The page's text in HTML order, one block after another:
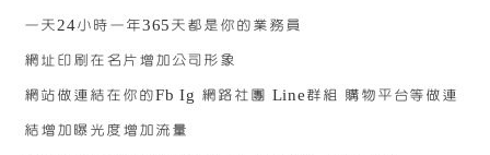
一天24小時一年365天都是你的業務員
網址印刷在名片增加公司形象
網站做連結在你的Fb Ig 網路社團 Line群組 購物平台等做連
結增加曝光度增加流量